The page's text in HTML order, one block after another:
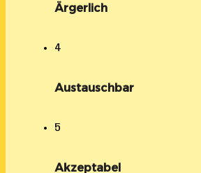
Ärgerlich
4
Austauschbar
5
Akzeptabel